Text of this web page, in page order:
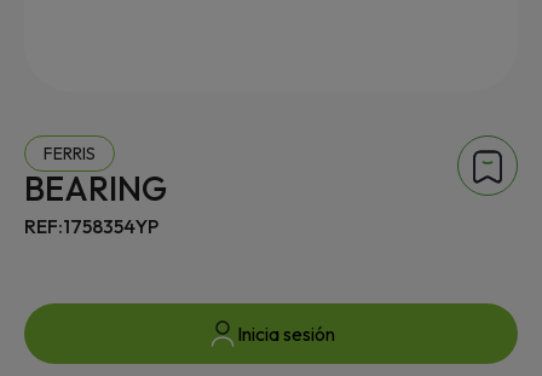
FERRIS
BEARING
REF:1758354YP
Inicia sesión